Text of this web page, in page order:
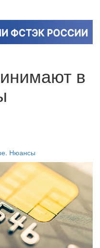
в
Нюансы